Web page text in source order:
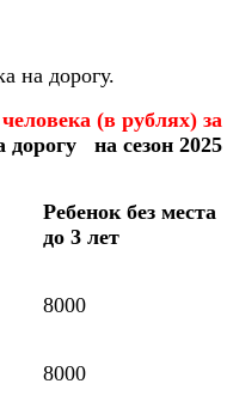
на дорогу.
(в рублях) за
на сезон 2025
Ребенок без места
до 3 лет
8000
8000